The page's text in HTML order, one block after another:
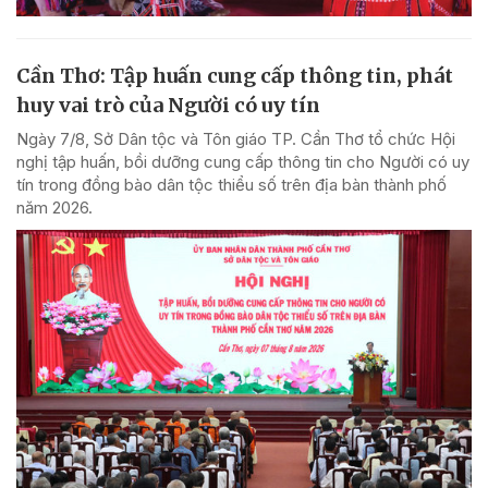
Cần Thơ: Tập huấn cung cấp thông tin, phát
huy vai trò của Người có uy tín
Ngày 7/8, Sở Dân tộc và Tôn giáo TP. Cần Thơ tổ chức Hội
nghị tập huấn, bồi dưỡng cung cấp thông tin cho Người có uy
tín trong đồng bào dân tộc thiểu số trên địa bàn thành phố
năm 2026.